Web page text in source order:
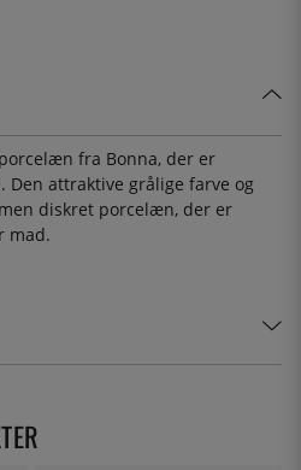
fra Bonna, der er
Den attraktive grålige farve og
diskret porcelæn, der er
mad.